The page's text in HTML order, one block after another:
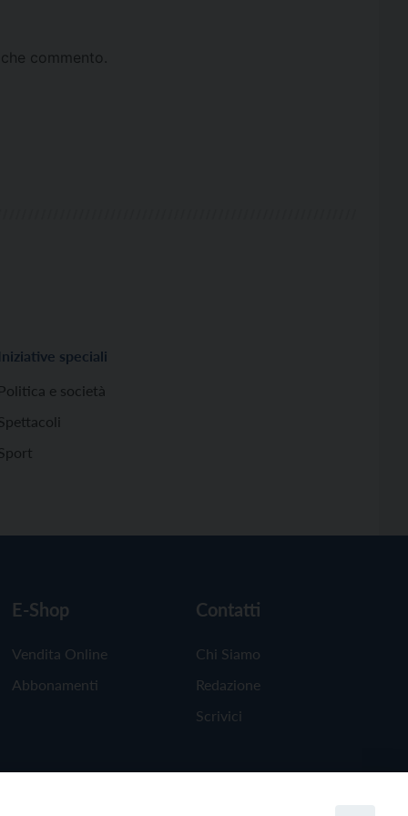
commento.
Iniziative speciali
Politica e società
E-Shop
Vendita Online
Abbonamenti
Contatti
Chi Siamo
Redazione
Scrivici